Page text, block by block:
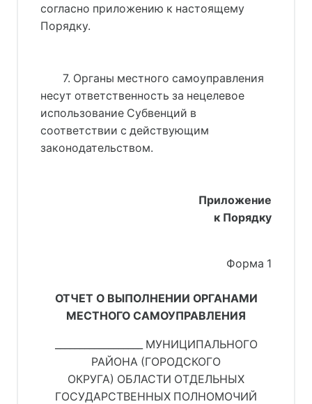
согласно приложению к настоящему
Порядку.
7. Органы местного самоуправления
несут ответственность за нецелевое
использование Субвенций в
соответствии с действующим
законодательством.
Приложение
к Порядку
Форма 1
ОТЧЕТ О ВЫПОЛНЕНИИ ОРГАНАМИ
МЕСТНОГО САМОУПРАВЛЕНИЯ
__________________ МУНИЦИПАЛЬНОГО
РАЙОНА (ГОРОДСКОГО
ОКРУГА) ОБЛАСТИ ОТДЕЛЬНЫХ
ГОСУДАРСТВЕННЫХ ПОЛНОМОЧИЙ